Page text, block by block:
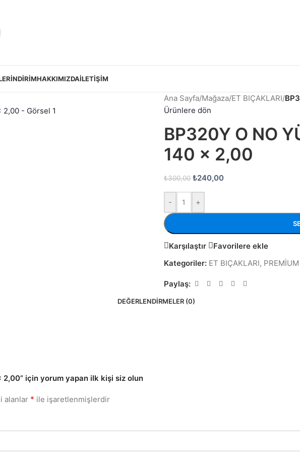
İNDIRIMHAKKIMIZDAİLETIŞIM
Ana Sayfa/Mağaza/ET BIÇAKLARI/
Ürünlere dön
BP320Y O NO
140 x 2,00
₺300,00 ₺240,00
- +
Karşılaştır
Favorilere ekle
Kategoriler: ET BIÇAKLARI,
Paylaş:
DEĞERLENDIRMELER (0)
2,00” için yorum yapan ilk kişi siz olun
alanlar * ile işaretlenmişlerdir